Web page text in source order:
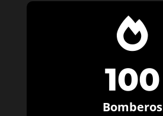

100
Bomberos